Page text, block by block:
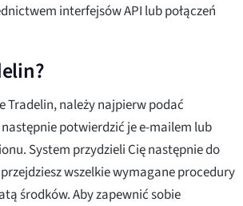
interfejsów API lub połączeń
Tradelin, należy najpierw podać
potwierdzić je e-mailem lub
System przydzieli Cię następnie do
wszelkie wymagane procedury
środków. Aby zapewnić sobie